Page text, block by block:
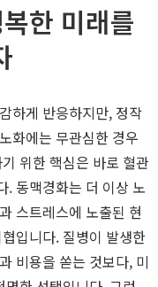
한 미래를
하게 반응하지만, 정작
화에는 무관심한 경우
위한 핵심은 바로 혈관
. 동맥경화는 더 이상 노
스트레스에 노출된 현
입니다. 질병이 발생한
비용을 쏟는 것보다, 미